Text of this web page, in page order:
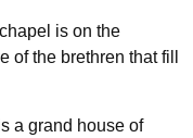
is on the
of the brethren that fill
a grand house of